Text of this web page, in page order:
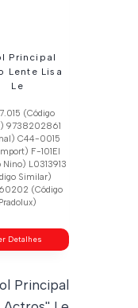
Principal
Lente Lisa
Le
(Código
9738202861
C44-0015
F-101El
Nino) L0313913
Similar)
(Código
Pradolux)
Detalhes